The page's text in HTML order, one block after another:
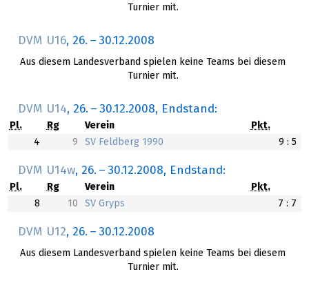
Turnier mit.
DVM U16, 26. – 30.12.2008
Aus diesem Landesverband spielen keine Teams bei diesem
Turnier mit.
DVM U14, 26. – 30.12.2008, Endstand:
Pl. Rg Verein
Pkt.
4
9 SV Feldberg 1990 9 : 5
DVM U14w, 26. – 30.12.2008, Endstand:
Pl. Rg Verein
Pkt.
8
10 SV Gryps 7 : 7
DVM U12, 26. – 30.12.2008
Aus diesem Landesverband spielen keine Teams bei diesem
Turnier mit.